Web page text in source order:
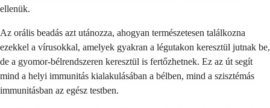
ellenük.
Az orális beadás azt utánozza, ahogyan természetesen találkozna
ezekkel a vírusokkal, amelyek gyakran a légutakon keresztül jutnak be,
de a gyomor-bélrendszeren keresztül is fertőzhetnek. Ez az út segít
mind a helyi immunitás kialakulásában a bélben, mind a szisztémás
immunitásban az egész testben.